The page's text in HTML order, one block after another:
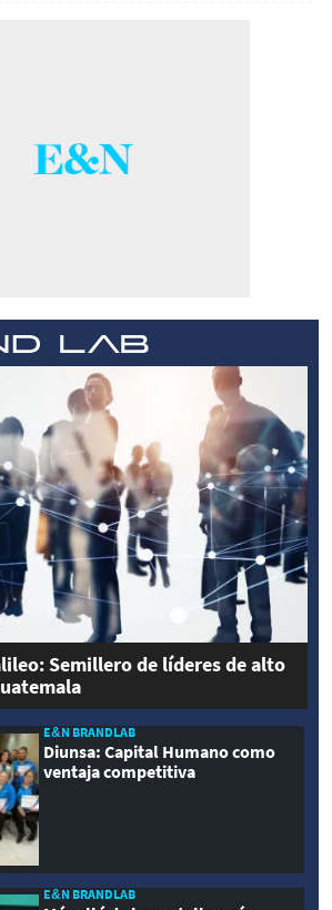
Semillero de líderes de alto
E&N BRANDLAB
Diunsa: Capital Humano como
ventaja competitiva
E&N BRANDLAB